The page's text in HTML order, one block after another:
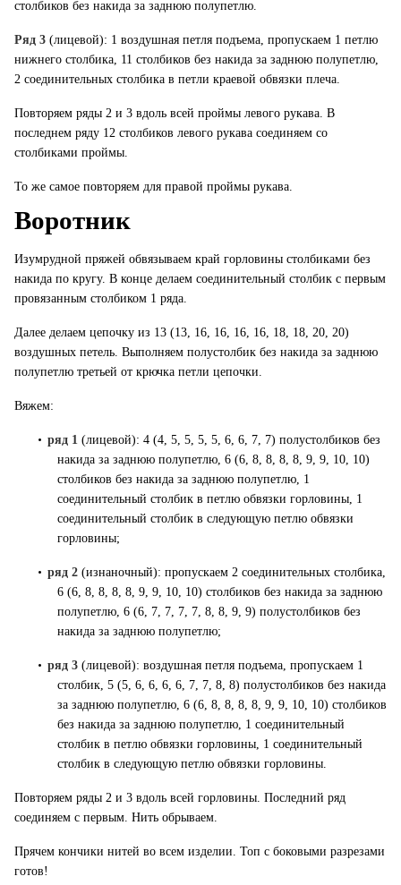
столбиков без накида за заднюю полупетлю.
Ряд 3 (лицевой): 1 воздушная петля подъема, пропускаем 1 петлю
нижнего столбика, 11 столбиков без накида за заднюю полупетлю,
2 соединительных столбика в петли краевой обвязки плеча.
Повторяем ряды 2 и 3 вдоль всей проймы левого рукава. В
последнем ряду 12 столбиков левого рукава соединяем со
столбиками проймы.
То же самое повторяем для правой проймы рукава.
Воротник
Изумрудной пряжей обвязываем край горловины столбиками без
накида по кругу. В конце делаем соединительный столбик с первым
провязанным столбиком 1 ряда.
Далее делаем цепочку из 13 (13, 16, 16, 16, 16, 18, 18, 20, 20)
воздушных петель. Выполняем полустолбик без накида за заднюю
полупетлю третьей от крючка петли цепочки.
Вяжем:
• ряд 1 (лицевой): 4 (4, 5, 5, 5, 5, 6, 6, 7, 7) полустолбиков без
накида за заднюю полупетлю, 6 (6, 8, 8, 8, 8, 9, 9, 10, 10)
столбиков без накида за заднюю полупетлю, 1
соединительный столбик в петлю обвязки горловины, 1
соединительный столбик в следующую петлю обвязки
горловины;
• ряд 2 (изнаночный): пропускаем 2 соединительных столбика,
6 (6, 8, 8, 8, 8, 9, 9, 10, 10) столбиков без накида за заднюю
полупетлю, 6 (6, 7, 7, 7, 7, 8, 8, 9, 9) полустолбиков без
накида за заднюю полупетлю;
• ряд 3 (лицевой): воздушная петля подъема, пропускаем 1
столбик, 5 (5, 6, 6, 6, 6, 7, 7, 8, 8) полустолбиков без накида
за заднюю полупетлю, 6 (6, 8, 8, 8, 8, 9, 9, 10, 10) столбиков
без накида за заднюю полупетлю, 1 соединительный
столбик в петлю обвязки горловины, 1 соединительный
столбик в следующую петлю обвязки горловины.
Повторяем ряды 2 и 3 вдоль всей горловины. Последний ряд
соединяем с первым. Нить обрываем.
Прячем кончики нитей во всем изделии. Топ с боковыми разрезами
готов!